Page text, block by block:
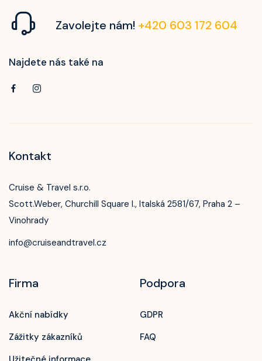
Zavolejte nám! +420 603 172 604
Najdete nás také na
Kontakt
Cruise & Travel s.r.o.
Scott.Weber, Churchill Square I., Italská 2581/67, Praha 2 –
Vinohrady
info@cruiseandtravel.cz
Firma
Akční nabídky
Zážitky zákazníků
Podpora
GDPR
FAQ